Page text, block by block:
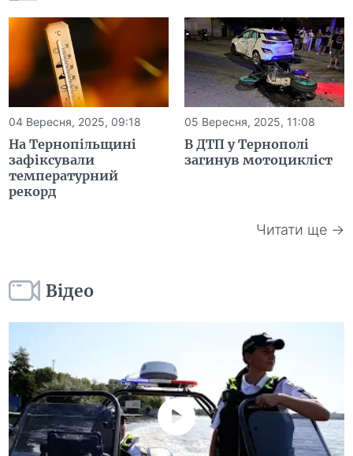
04 Вересня, 2025, 09:18
На Тернопільщині
зафіксували
температурний
рекорд
05 Вересня, 2025, 11:08
В ДТП у Тернополі
загинув мотоцикліст
Читати ще →
Відео